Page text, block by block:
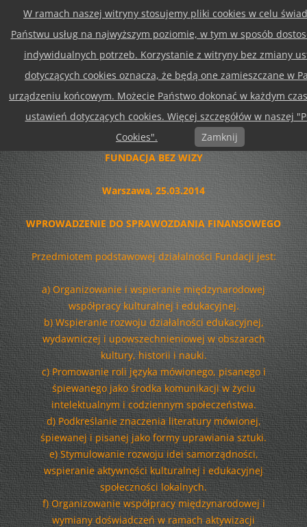
Przejdź
do
treści
INFORMACJA DODATKOWA DO
BILANSU
ZA ROK 2013
FUNDACJA BEZ WIZY
Warszawa, 25.03.2014
WPROWADZENIE DO SPRAWOZDANIA FINANSOWEGO
Przedmiotem podstawowej działalności Fundacji jest:
a) Organizowanie i wspieranie międzynarodowej
współpracy kulturalnej i edukacyjnej.
b) Wspieranie rozwoju działalności edukacyjnej,
wydawniczej i upowszechnieniowej w obszarach
kultury, historii i nauki.
c) Promowanie roli języka mówionego, pisanego i
śpiewanego jako środka komunikacji w życiu
intelektualnym i codziennym społeczeństwa.
d) Podkreślanie znaczenia literatury mówionej,
śpiewanej i pisanej jako formy uprawiania sztuki.
e) Stymulowanie rozwoju idei samorządności,
wspieranie aktywności kulturalnej i edukacyjnej
społeczności lokalnych.
f) Organizowanie współpracy międzynarodowej i
wymiany doświadczeń w ramach aktywizacji
W ramach naszej witryny stosujemy pliki cookies w celu
Państwu usług na najwyższym poziomie, w tym w sposób
indywidualnych potrzeb. Korzystanie z witryny bez zmiany
dotyczących cookies oznacza, że będą one zamieszczane w
urządzeniu końcowym. Możecie Państwo dokonać w każdym
ustawień dotyczących cookies. Więcej szczegółów w naszej
Cookies".
Zamknij